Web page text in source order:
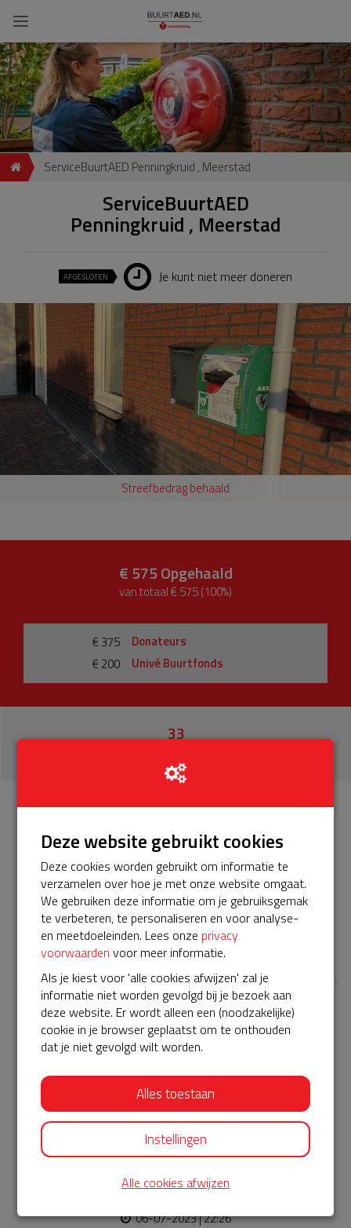
ServiceBuurtAED Penningkruid , Meerstad
ServiceBuurtAED
Penningkruid , Meerstad
AFGESLOTEN Je kunt niet meer doneren
Streefbedrag behaald
€ 575Opgehaald
van totaal € 575 (100%)
€ 375
Donateurs
€ 200
Univé Buurtfonds
33
Het servicepakket van onze BuurtAED verloopt bijna en
moet worden verlengd, zodat onze AED gebruiksklaar
blijft. Help je mee? Doneer voor ons servicepakket!
𝕏
Laatste donaties
Bekijk alle
€ 5
Anoniem
06-07-2023 | 22:31
€ 25
Marja
06-07-2023 | 22:26
Deze website gebruikt cookies
Deze cookies worden gebruikt om informatie te
verzamelen over hoe je met onze website omgaat.
We gebruiken deze informatie om je gebruiksgemak
te verbeteren, te personaliseren en voor analyse-
en meetdoeleinden. Lees onze privacy
voorwaarden voor meer informatie.
Als je kiest voor 'alle cookies afwijzen' zal je
informatie niet worden gevolgd bij je bezoek aan
deze website. Er wordt alleen een (noodzakelijke)
cookie in je browser geplaatst om te onthouden
dat je niet gevolgd wilt worden.
Alles toestaan
Instellingen
Alle cookies afwijzen